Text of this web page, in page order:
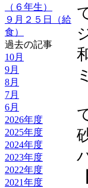
（６年生）
９月２５日（給
食）
過去の記事
10月
9月
8月
7月
6月
2026年度
2025年度
2024年度
2023年度
2022年度
2021年度